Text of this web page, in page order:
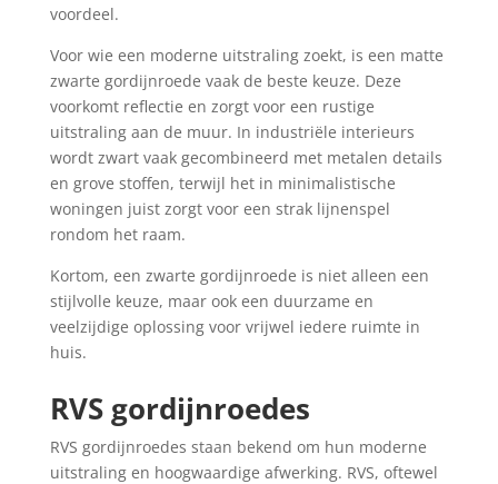
voordeel.
Voor wie een moderne uitstraling zoekt, is een matte
zwarte gordijnroede vaak de beste keuze. Deze
voorkomt reflectie en zorgt voor een rustige
uitstraling aan de muur. In industriële interieurs
wordt zwart vaak gecombineerd met metalen details
en grove stoffen, terwijl het in minimalistische
woningen juist zorgt voor een strak lijnenspel
rondom het raam.
Kortom, een zwarte gordijnroede is niet alleen een
stijlvolle keuze, maar ook een duurzame en
veelzijdige oplossing voor vrijwel iedere ruimte in
huis.
RVS gordijnroedes
RVS gordijnroedes staan bekend om hun moderne
uitstraling en hoogwaardige afwerking. RVS, oftewel